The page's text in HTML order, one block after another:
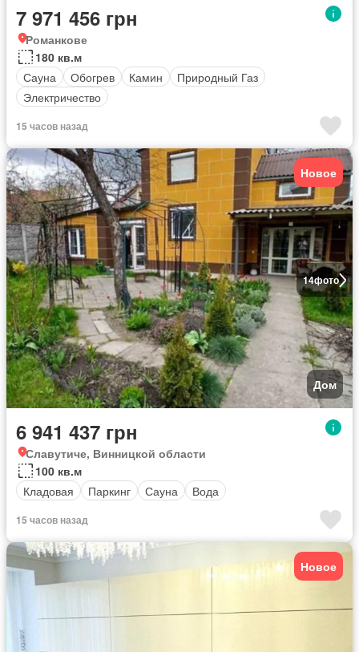
7 971 456 грн
Романкове
180 кв.м
Сауна
Обогрев Камин
Природный Газ
Электричество
15 часов назад
14фото
Новое
Дом
6 941 437 грн
Славутиче, Винницкой области
100 кв.м
Кладовая
Паркинг Сауна Вода
15 часов назад
Новое